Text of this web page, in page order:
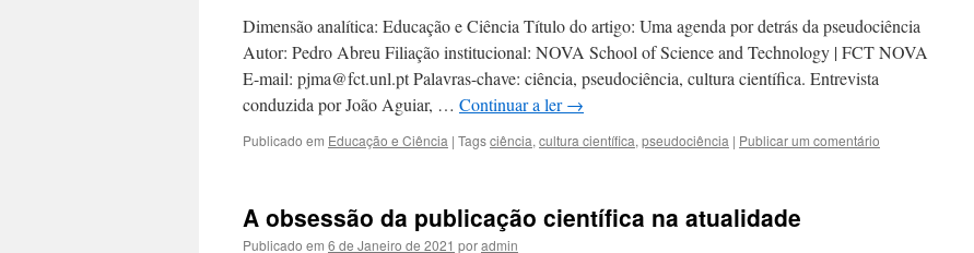
Dimensão analítica: Educação e Ciência Título do artigo: Uma agenda por detrás da pseudociência
Autor: Pedro Abreu Filiação institucional: NOVA School of Science and Technology | FCT NOVA
E-mail: pjma@fct.unl.pt Palavras-chave: ciência, pseudociência, cultura científica. Entrevista
conduzida por João Aguiar, … Continuar a ler→
Publicado em Educação e Ciência | Tagsciência, cultura científica, pseudociência | Publicar um comentário
A obsessão da publicação científica na atualidade
Publicado em 6 de Janeiro de 2021 poradmin